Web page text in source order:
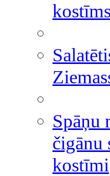
Spāņu
čigānu
kostīmi